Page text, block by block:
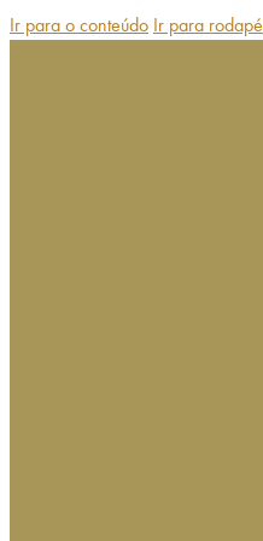
Ir para o conteúdo Ir para rodapé